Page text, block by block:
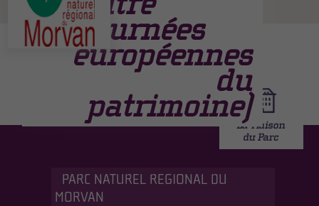
(Journées
européennes
du
patrimoine)
PARC NATUREL REGIONAL DU
MORVAN